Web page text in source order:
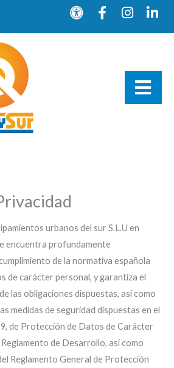
U
F
I
g
a
L
n
urbanos del sur S.L.U en
encuentra profundamente
de la normativa española
de carácter personal, y garantiza el
las obligaciones dispuestas, así como
medidas de seguridad dispuestas en el
de Protección de Datos de Carácter
de Desarrollo, así como
Reglamento General de Protección